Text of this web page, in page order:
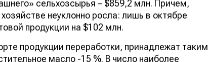
сельхозсырья – $859,2 млн. Причем,
неуклонно росла: лишь в октябре
продукции на $102 млн.
продукции переработки, принадлежат таким
масло -15 %. В число наиболее